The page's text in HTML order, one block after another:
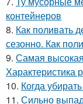
контейнеров
8. Как поливать
сезонно. Как
9. Самая высокая
Характеристика
10. Когда
11. Сильно